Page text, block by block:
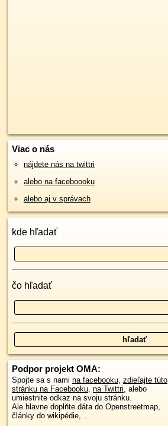
Viac o nás
nájdete nás na twittri
alebo na faceboooku
alebo aj v správach
kde hľadať
čo hľadať
Podpor projekt OMA:
Spojte sa s nami na facebooku, zdieľajte túto
stránku na Facebooku, na Twittri, alebo
umiestnite odkaz na svoju stránku.
Ale hlavne doplňte dáta do Openstreetmap,
články do wikipédie, ...